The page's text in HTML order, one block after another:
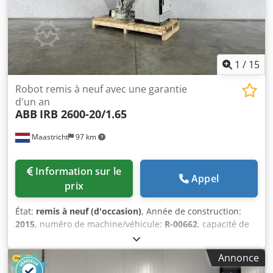
1 / 15
Maastricht 97 km
Robot remis à neuf avec une garantie
d'un an
ABB IRB 2600-20/1.65
prix
Appel
État: remis à neuf (d'occasion), Année de construction:
2015, numéro de machine/véhicule: R-00662, capacité de
, portée du bras:
contrôleurs:IRC5, fabricant de pupitres de commande:
DSQC679
, Robot ABB IRB 2600-20/1.65 remis à neuf,Annonce